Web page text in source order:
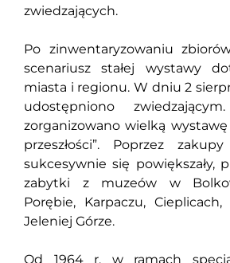
zwiedzających.
Po zinwentaryzowaniu
scenariusz stałej wystawy
miasta i regionu. W dniu 2
udostępniono
zorganizowano wielką wystawę
przeszłości”. Poprzez
sukcesywnie się powiększały,
zabytki z muzeów w
Porębie, Karpaczu,
Jeleniej Górze.
Od 1964 r. w ramach